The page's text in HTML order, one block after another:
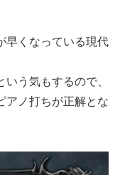
早くなっている現代
う気もするので、
アノ打ちが正解とな